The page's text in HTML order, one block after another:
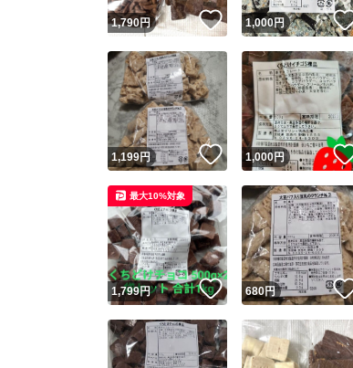
1,790円 いいね！
1,000円
1,199円 いいね！
1,000円
1,799円 いいね！
最大10%対象
680円